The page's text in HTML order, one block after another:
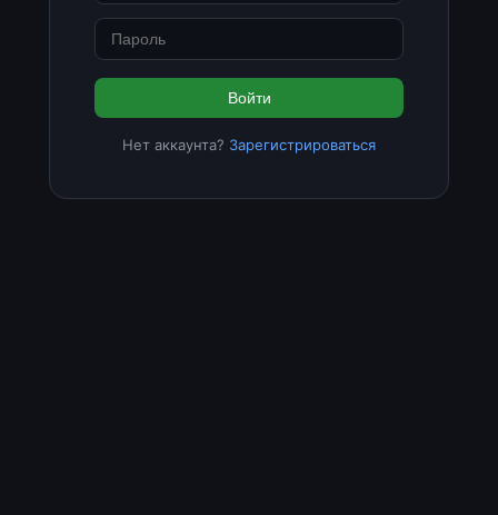
Войти
Нет аккаунта? Зарегистрироваться